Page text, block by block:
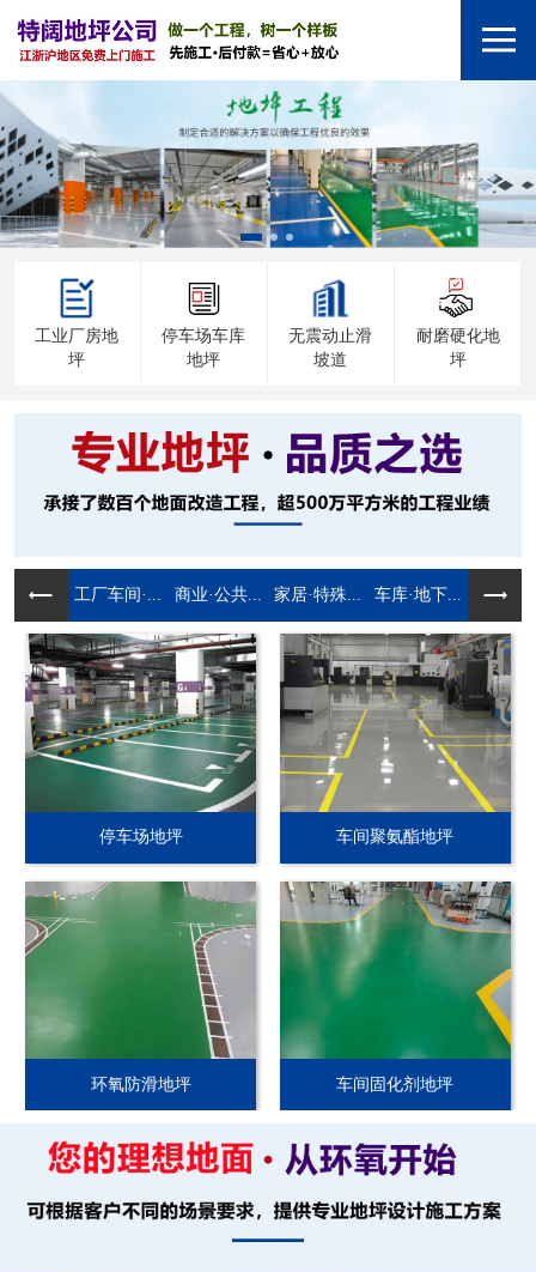
工业厂房地
坪
停车场车库
地坪
无震动止滑
坡道
耐磨硬化地
坪
工厂车间·... 商业·公共... 家居·特殊... 车库·地下...
停车场地坪 车间聚氨酯地坪
环氧防滑地坪 车间固化剂地坪